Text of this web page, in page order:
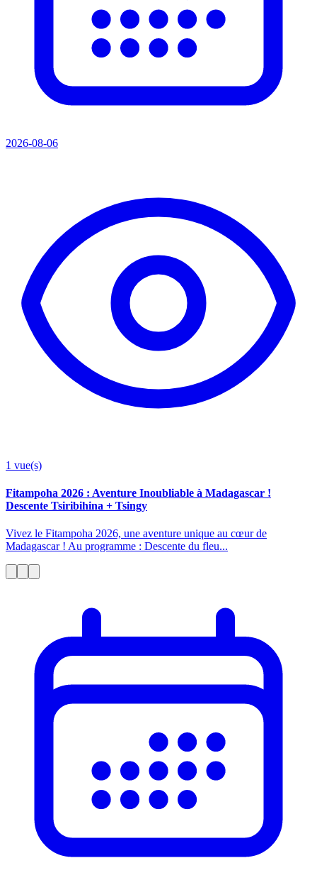
2026-08-06
1 vue(s)
Fitampoha 2026 : Aventure Inoubliable à Madagascar !
Descente Tsiribihina + Tsingy
Vivez le Fitampoha 2026, une aventure unique au cœur de
Madagascar ! Au programme : Descente du fleu...